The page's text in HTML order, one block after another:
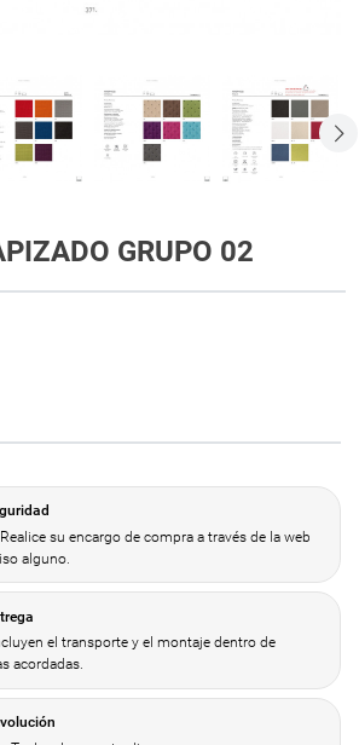
GRUPO 02
su encargo de compra a través de la web
alguno.
el transporte y el montaje dentro de
acordadas.